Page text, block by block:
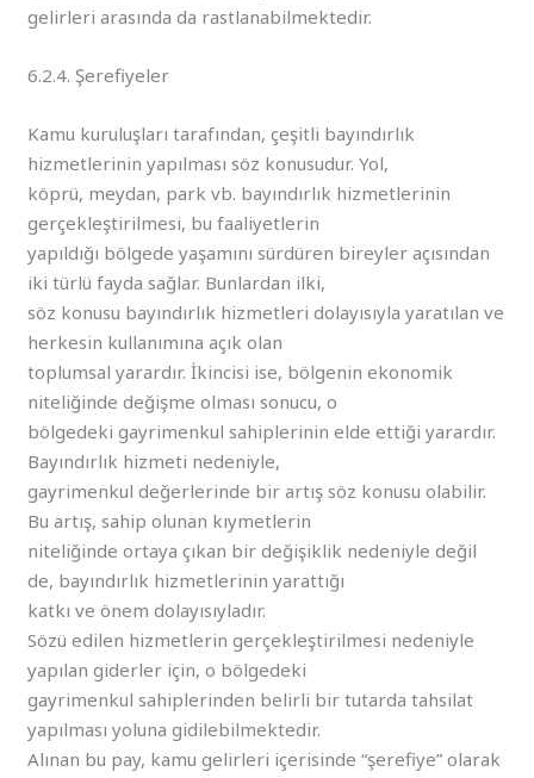
gelirleri arasında da rastlanabilmektedir.
6.2.4. Şerefiyeler
Kamu kuruluşları tarafından, çeşitli bayındırlık
hizmetlerinin yapılması söz konusudur. Yol,
köprü, meydan, park vb. bayındırlık hizmetlerinin
gerçekleştirilmesi, bu faaliyetlerin
yapıldığı bölgede yaşamını sürdüren bireyler açısından
iki türlü fayda sağlar. Bunlardan ilki,
söz konusu bayındırlık hizmetleri dolayısıyla yaratılan ve
herkesin kullanımına açık olan
toplumsal yarardır. İkincisi ise, bölgenin ekonomik
niteliğinde değişme olması sonucu, o
bölgedeki gayrimenkul sahiplerinin elde ettiği yarardır.
Bayındırlık hizmeti nedeniyle,
gayrimenkul değerlerinde bir artış söz konusu olabilir.
Bu artış, sahip olunan kıymetlerin
niteliğinde ortaya çıkan bir değişiklik nedeniyle değil
de, bayındırlık hizmetlerinin yarattığı
katkı ve önem dolayısıyladır.
Sözü edilen hizmetlerin gerçekleştirilmesi nedeniyle
yapılan giderler için, o bölgedeki
gayrimenkul sahiplerinden belirli bir tutarda tahsilat
yapılması yoluna gidilebilmektedir.
Alınan bu pay, kamu gelirleri içerisinde “şerefiye” olarak